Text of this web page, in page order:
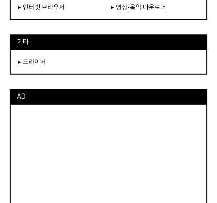
▸ 인터넷 브라우저 ▸ 영상•음악 다운로더
기타
▸ 드라이버
AD